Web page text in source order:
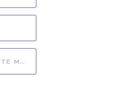
UNBEGRENZTE MÖGLICHKEITEN